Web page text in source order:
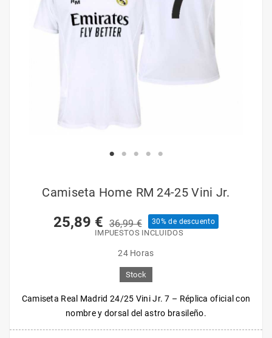
Camiseta Home RM 24-25 Vini Jr.
25,89 € 36,99 € 30% de descuento
IMPUESTOS INCLUIDOS
24 Horas
Stock
Camiseta Real Madrid 24/25 Vini Jr. 7 – Réplica oficial con
nombre y dorsal del astro brasileño.